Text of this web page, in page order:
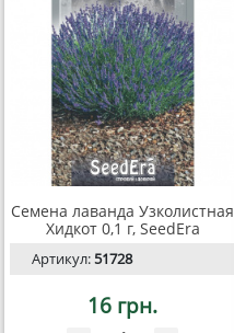
Семена лаванда Узколистная
Хидкот 0,1 г, SeedEra
Артикул:51728
16 грн.